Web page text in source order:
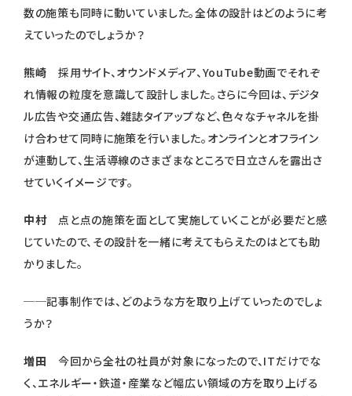
数の施策も同時に動いていました。全体の設計はどのように考
えていったのでしょうか？
熊崎採用サイト、オウンドメディア、YouTube動画でそれぞ
れ情報の粒度を意識して設計しました。さらに今回は、デジタ
ル広告や交通広告、雑誌タイアップなど、色々なチャネルを掛
け合わせて同時に施策を行いました。オンラインとオフライン
が連動して、生活導線のさまざまなところで日立さんを露出さ
せていくイメージです。
中村 点と点の施策を面として実施していくことが必要だと感
じていたので、その設計を一緒に考えてもらえたのはとても助
かりました。
──記事制作では、どのような方を取り上げていったのでしょ
うか？
増田今回から全社の社員が対象になったので、ITだけでな
く、エネルギー・鉄道・産業など幅広い領域の方を取り上げる